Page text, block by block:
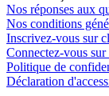
Nos réponses aux
Nos conditions
Inscrivez-vous sur
Connectez-vous
Politique de
Déclaration